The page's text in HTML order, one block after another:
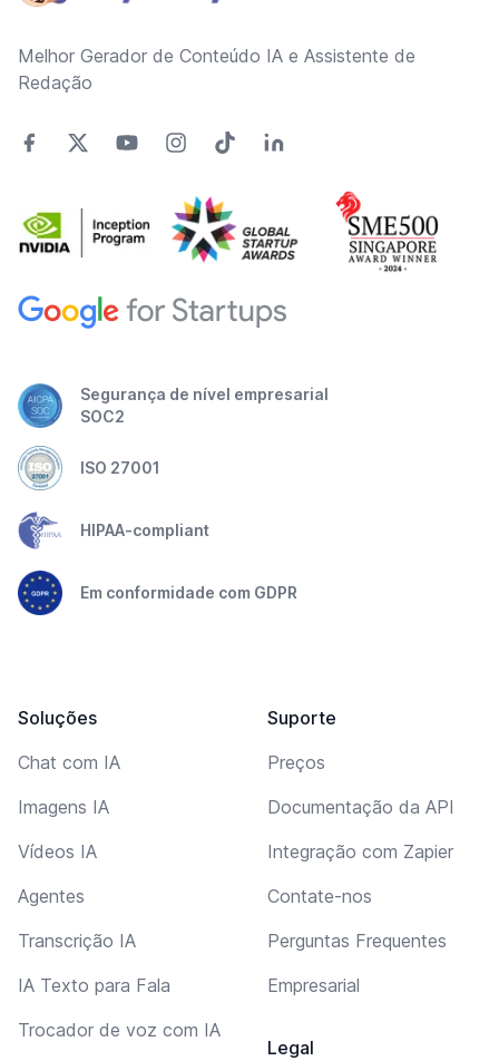
Melhor Gerador de Conteúdo IA e Assistente de
Redação
Segurança de nível empresarial
SOC2
ISO 27001
HIPAA-compliant
Em conformidade com GDPR
Soluções
Chat com IA
Imagens IA
Vídeos IA
Agentes
Transcrição IA
IA Texto para Fala
Trocador de voz com IA
Suporte
Preços
Documentação da API
Integração com Zapier
Contate-nos
Perguntas Frequentes
Empresarial
Legal